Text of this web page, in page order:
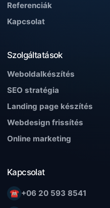
Referenciák
Kapcsolat
Szolgáltatások
Weboldalkészítés
SEO stratégia
Landing page készítés
Webdesign frissítés
Online marketing
Kapcsolat
☎ +06 20 593 8541